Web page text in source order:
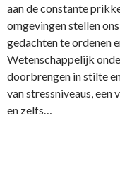
aan de constante
omgevingen stellen
gedachten te ordenen
Wetenschappelijk
doorbrengen in stilte
van stressniveaus,
en zelfs…